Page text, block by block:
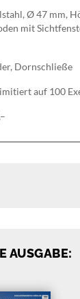
Ø 47 mm,
mit
Dornschließe
auf 100
AUSGABE: